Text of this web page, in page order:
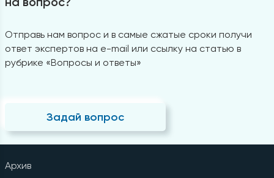
Отправь нам вопрос и в самые сжатые сроки получи
ответ экспертов на e-mail или ссылку на статью в
рубрике «Вопросы и ответы»
Задай вопрос
Архив